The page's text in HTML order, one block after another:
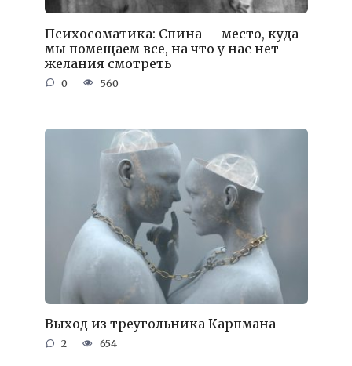
Психосоматика: Спина — место, куда
мы помещаем все, на что у нас нет
желания смотреть
0 560
Выход из треугольника Карпмана
2 654